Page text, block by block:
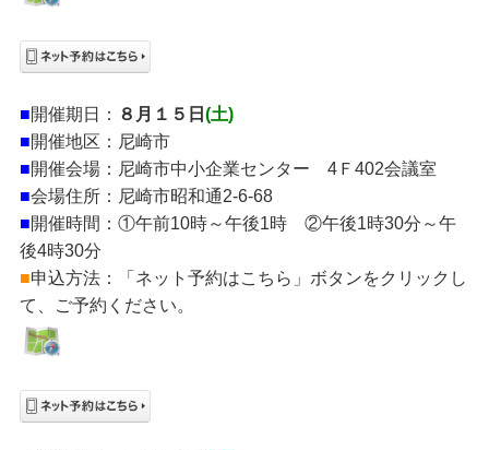
■開催期日： ８月１５日 (土)
■開催地区：尼崎市
■開催会場：尼崎市中小企業センター 4Ｆ402会議室
■会場住所：尼崎市昭和通2-6-68
■開催時間：①午前10時～午後1時 ②午後1時30分～午
後4時30分
■申込方法：「ネット予約はこちら」ボタンをクリックし
て、ご予約ください。